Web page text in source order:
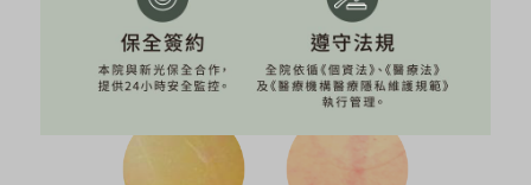
偏向油性肌膚 偏向乾性肌膚 毛孔髒污堆積